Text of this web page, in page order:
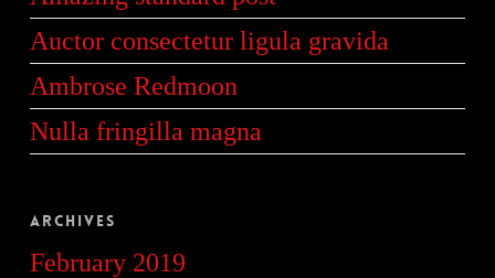
Auctor consectetur ligula gravida
Ambrose Redmoon
Nulla fringilla magna
Archives
February 2019